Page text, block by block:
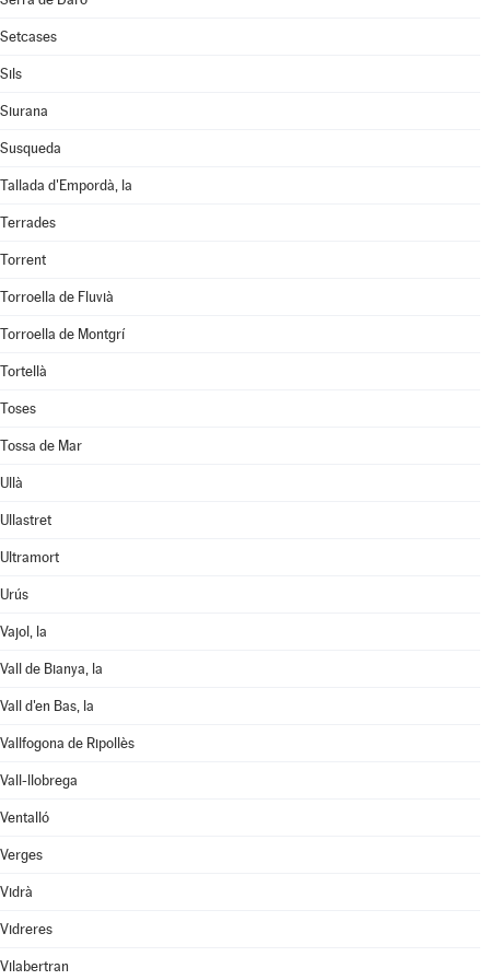
Setcases
Sils
Siurana
Susqueda
Tallada d'Empordà, la
Terrades
Torrent
Torroella de Fluvià
Torroella de Montgrí
Tortellà
Toses
Tossa de Mar
Ullà
Ullastret
Ultramort
Urús
Vajol, la
Vall de Bianya, la
Vall d'en Bas, la
Vallfogona de Ripollès
Vall-llobrega
Ventalló
Verges
Vidrà
Vidreres
Vilabertran